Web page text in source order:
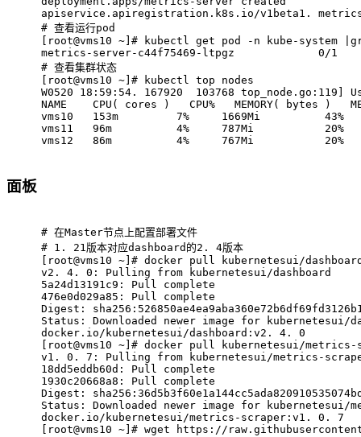
apiservice.apiregistration.k8s.io/v1beta1.
# 查看运行pod
[root@vms10 ~]# kubectl get pod -n kube-system
metrics-server-c44f75469-ltpgz             0/1
# 查看集群状态
[root@vms10 ~]# kubectl top nodes
W0520 18:59:54. 167920  103768
NAME    CPU( cores )   CPU%   MEMORY( bytes )
vms10   153m         7%     1669Mi
vms11   96m          4%     787Mi
vms12   86m          4%     767Mi           20%
面板
# 在Master节点上配置部署文件
# 1. 21版本对应dashboard的2. 4版本
[root@vms10 ~]# docker pull kubernetesui/
v2. 4. 0: Pulling from kubernetesui/dashboard
5a24d13191c9: Pull complete
476e0d029a85: Pull complete
Digest:
Status: Downloaded newer image for kubernetesui/
docker.io/kubernetesui/dashboard:v2. 4. 0
[root@vms10 ~]# docker pull kubernetesui/
v1. 0. 7: Pulling from kubernetesui/metrics-
18dd5eddb60d: Pull complete
1930c20668a8: Pull complete
Digest:
Status: Downloaded newer image for
docker.io/kubernetesui/metrics-scraper:v1. 0. 7
[root@vms10 ~]# wget https://